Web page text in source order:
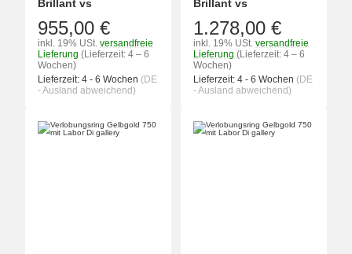
Brillant vs
955,00 €
inkl. 19% USt. versandfreie
Lieferung (Lieferzeit: 4 – 6
Wochen)
Lieferzeit: 4 - 6 Wochen (DE
- Ausland abweichend)
Brillant vs
1.278,00 €
inkl. 19% USt. versandfreie
Lieferung (Lieferzeit: 4 – 6
Wochen)
Lieferzeit: 4 - 6 Wochen (DE
- Ausland abweichend)